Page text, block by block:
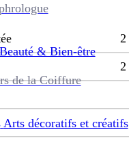
& Bien-être
de la Coiffure
Arts décoratifs et créatifs
2
2